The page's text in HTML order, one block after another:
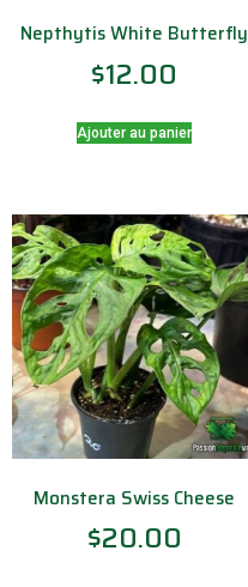
Nepthytis White Butterfly
$12.00
Ajouter au panier
Monstera Swiss Cheese
$20.00